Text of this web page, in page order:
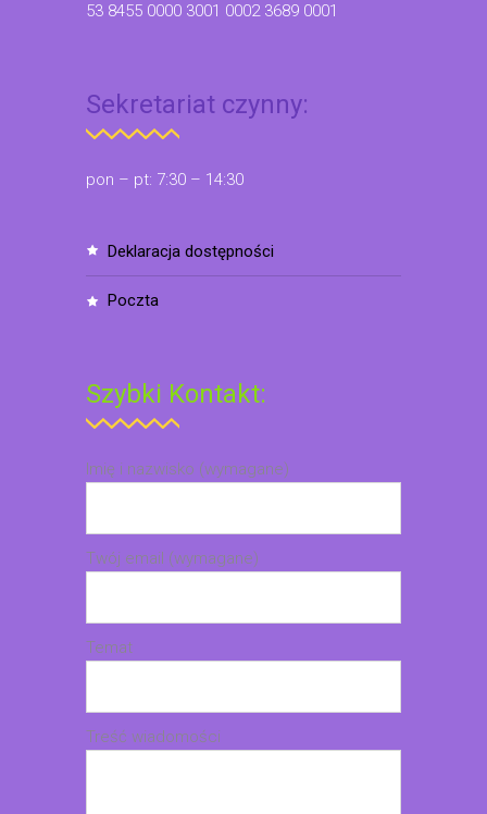
53 8455 0000 3001 0002 3689 0001
Sekretariat czynny:
pon – pt: 7:30 – 14:30
deklaracja dostępności
poczta
Szybki Kontakt:
Imię i nazwisko (wymagane)
Twój email (wymagane)
Temat
Treść wiadomości